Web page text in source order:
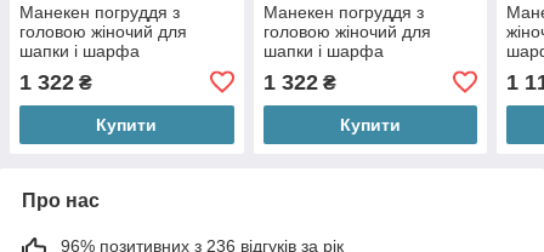
Манекен погруддя з
головою жіночий для
шапки і шарфа
1 322 ₴
Купити
Манекен погруддя з
головою жіночий для
шапки і шарфа
1 322₴
Купити
1
Про нас
96% позитивних з 236 відгуків за рік